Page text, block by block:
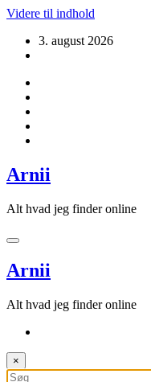
Videre til indhold
3. august 2026
Arnii
Alt hvad jeg finder online
Arnii
Alt hvad jeg finder online
×